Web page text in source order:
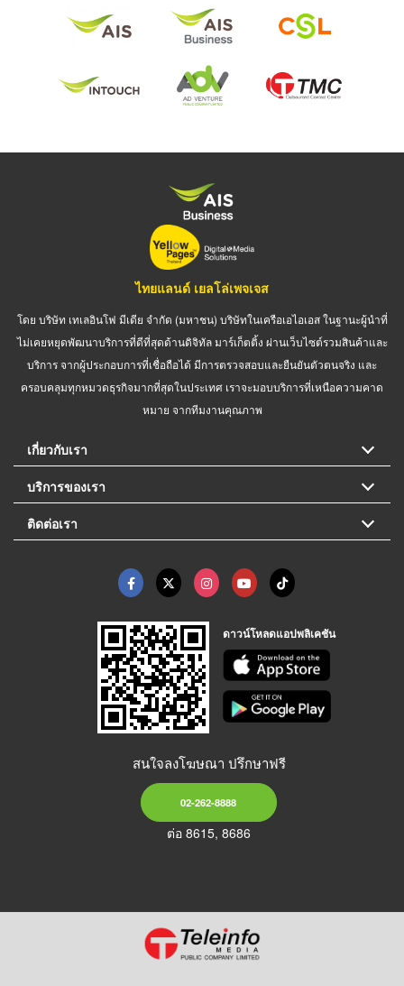
ไทยแลนด์ เยลโล่เพจเจส
โดย บริษัท เทเลอินโฟ มีเดีย จำกัด (มหาชน) บริษัทในเครือเอไอเอส ในฐานะผู้นำที่
ไม่เคยหยุดพัฒนาบริการที่ดีที่สุดด้านดิจิทัล มาร์เก็ตติ้ง ผ่านเว็บไซต์รวมสินค้าและ
บริการ จากผู้ประกอบการที่เชื่อถือได้ มีการตรวจสอบและยืนยันตัวตนจริง และ
ครอบคลุมทุกหมวดธุรกิจมากที่สุดในประเทศ เราจะมอบบริการที่เหนือความคาด
หมาย จากทีมงานคุณภาพ
เกี่ยวกับเรา
บริการของเรา
ติดต่อเรา
ดาวน์โหลดแอปพลิเคชัน
สนใจลงโฆษณา ปรึกษาฟรี
02-262-8888
ต่อ 8615, 8686